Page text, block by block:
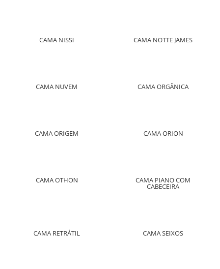
CAMA NISSI CAMA NOTTE JAMES
CAMA NUVEM CAMA ORGÂNICA
CAMA ORIGEM CAMA ORION
CAMA OTHON CAMA PIANO COM
CABECEIRA
CAMA RETRÁTIL CAMA SEIXOS